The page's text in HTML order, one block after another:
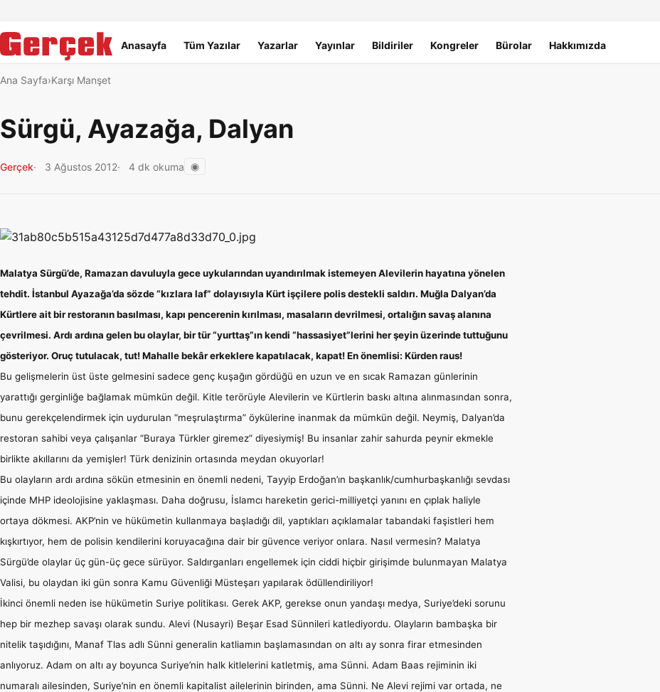
Ana menü
Anasayfa Tüm Yazılar Yazarlar Yayınlar Bildiriler Kongreler Bürolar Hakkımızda
Ana Sayfa Karşı Manşet
Sürgü, Ayazağa, Dalyan
Gerçek 3 Ağustos 2012 4 dk okuma ◉
Malatya Sürgü’de, Ramazan davuluyla gece uykularından uyandırılmak istemeyen Alevilerin hayatına yönelen
tehdit. İstanbul Ayazağa’da sözde “kızlara laf” dolayısıyla Kürt işçilere polis destekli saldırı. Muğla Dalyan’da
Kürtlere ait bir restoranın basılması, kapı pencerenin kırılması, masaların devrilmesi, ortalığın savaş alanına
çevrilmesi. Ardı ardına gelen bu olaylar, bir tür “yurttaş”ın kendi “hassasiyet”lerini her şeyin üzerinde tuttuğunu
gösteriyor. Oruç tutulacak, tut! Mahalle bekâr erkeklere kapatılacak, kapat! En önemlisi: Kürden raus!
Bu gelişmelerin üst üste gelmesini sadece genç kuşağın gördüğü en uzun ve en sıcak Ramazan günlerinin
yarattığı gerginliğe bağlamak mümkün değil. Kitle terörüyle Alevilerin ve Kürtlerin baskı altına alınmasından sonra,
bunu gerekçelendirmek için uydurulan “meşrulaştırma” öykülerine inanmak da mümkün değil. Neymiş, Dalyan’da
restoran sahibi veya çalışanlar “Buraya Türkler giremez” diyesiymiş! Bu insanlar zahir sahurda peynir ekmekle
birlikte akıllarını da yemişler! Türk denizinin ortasında meydan okuyorlar!
Bu olayların ardı ardına sökün etmesinin en önemli nedeni, Tayyip Erdoğan’ın başkanlık/cumhurbaşkanlığı sevdası
içinde MHP ideolojisine yaklaşması. Daha doğrusu, İslamcı hareketin gerici-milliyetçi yanını en çıplak haliyle
ortaya dökmesi. AKP’nin ve hükümetin kullanmaya başladığı dil, yaptıkları açıklamalar tabandaki faşistleri hem
kışkırtıyor, hem de polisin kendilerini koruyacağına dair bir güvence veriyor onlara. Nasıl vermesin? Malatya
Sürgü’de olaylar üç gün-üç gece sürüyor. Saldırganları engellemek için ciddi hiçbir girişimde bulunmayan Malatya
Valisi, bu olaydan iki gün sonra Kamu Güvenliği Müsteşarı yapılarak ödüllendiriliyor!
İkinci önemli neden ise hükümetin Suriye politikası. Gerek AKP, gerekse onun yandaşı medya, Suriye’deki sorunu
hep bir mezhep savaşı olarak sundu. Alevi (Nusayri) Beşar Esad Sünnileri katlediyordu. Olayların bambaşka bir
nitelik taşıdığını, Manaf Tlas adlı Sünni generalin katliamın başlamasından on altı ay sonra firar etmesinden
anlıyoruz. Adam on altı ay boyunca Suriye’nin halk kitlelerini katletmiş, ama Sünni. Adam Baas rejiminin iki
numaralı ailesinden, Suriye’nin en önemli kapitalist ailelerinin birinden, ama Sünni. Ne Alevi rejimi var ortada, ne